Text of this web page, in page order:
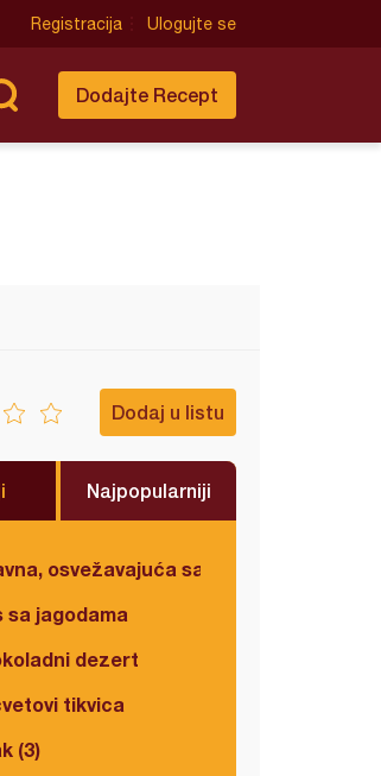
Registracija Ulogujte se
Dodajte Recept
Dodaj u listu
Najpopularniji
osvežavajuća salata
sa jagodama
dezert
tikvica
(3)